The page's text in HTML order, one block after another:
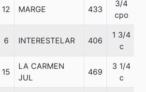
12 MARGE 433
3/4
cpo
6 INTERESTELAR 406
1 3/4
c
15
LA CARMEN
JUL
469
3 1/4
c